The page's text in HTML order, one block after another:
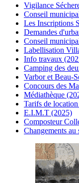
Vigilance
Conseil
Les Inscriptions
Demandes
Conseil
Labellisation
Info travaux
Camping des
Varbor et Beau-
Concours des
Médiathèque
Tarifs de
E.I.M.T (2025)
Composteur
Changements